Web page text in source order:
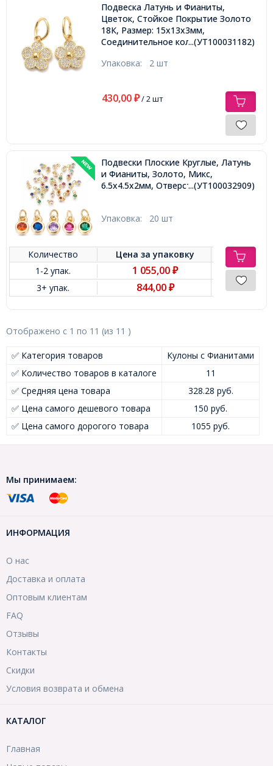
Подвеска Латунь и Фианиты,
Цветок, Стойкое Покрытие Золото
18К, Размер: 15х13х3мм,
Соединительное колечко: 10х1мм,
...(УТ100031182)
Упаковка: 2 шт
430,00 ₽/ 2 шт
Подвески Плоские Круглые, Латунь
и Фианиты, Золото, Микс,
6.5х4.5х2мм, Отверстие 2.5-3мм,
...(УТ100032909)
Упаковка: 20 шт
Количество Цена заупаковку
1-2 упак.
1 055,00₽
3+ упак. 844,00 ₽
Отображено с 1 по 11 (из 11 )
✅ Категория товаров
Кулоны с Фианитами
✅ Количество товаров в каталоге
11
✅ Средняя цена товара
328.28 руб.
✅ Цена самого дешевого товара
150 руб.
✅ Цена самого дорогого товара
1055 руб.
Мы принимаем:
ИНФОРМАЦИЯ
О нас
Доставка и оплата
Оптовым клиентам
FAQ
Отзывы
Контакты
Скидки
Условия возврата и обмена
КАТАЛОГ
Главная